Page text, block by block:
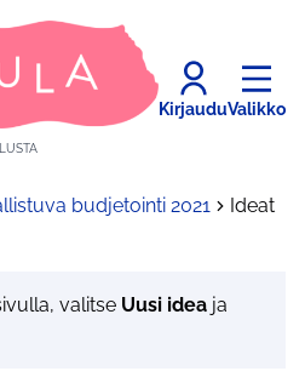
KirjauduValikko
budjetointi 2021 Ideat
valitse Uusi idea ja